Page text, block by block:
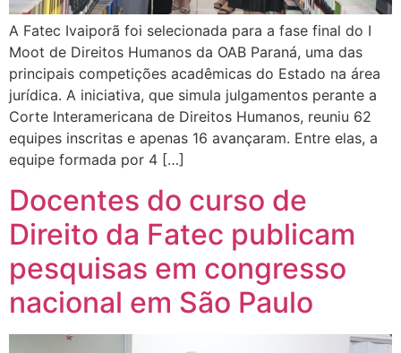
A Fatec Ivaiporã foi selecionada para a fase final do I
Moot de Direitos Humanos da OAB Paraná, uma das
principais competições acadêmicas do Estado na área
jurídica. A iniciativa, que simula julgamentos perante a
Corte Interamericana de Direitos Humanos, reuniu 62
equipes inscritas e apenas 16 avançaram. Entre elas, a
equipe formada por 4 […]
Docentes do curso de
Direito da Fatec publicam
pesquisas em congresso
nacional em São Paulo